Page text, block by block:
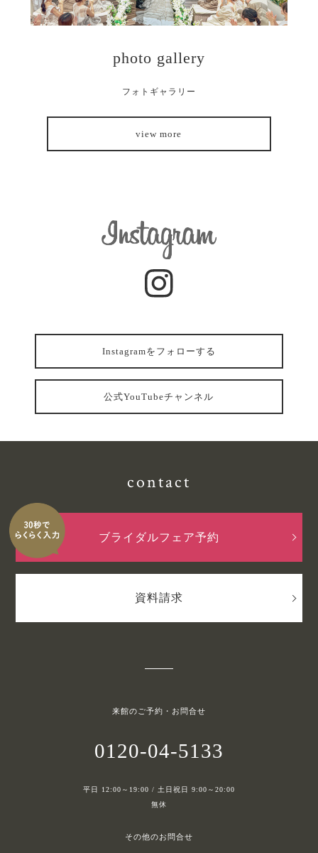
photo gallery
フォトギャラリー
view more
Instagramをフォローする
公式YouTubeチャンネル
contact
ブライダルフェア予約
資料請求
来館のご予約・お問合せ
0120-04-5133
平日 12:00～19:00 / 土日祝日 9:00～20:00
無休
その他のお問合せ